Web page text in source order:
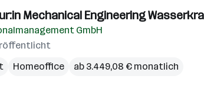
Jobs
Mechanical Engineering
GmbH
Homeoffice ab 3.449,08 € monatlich